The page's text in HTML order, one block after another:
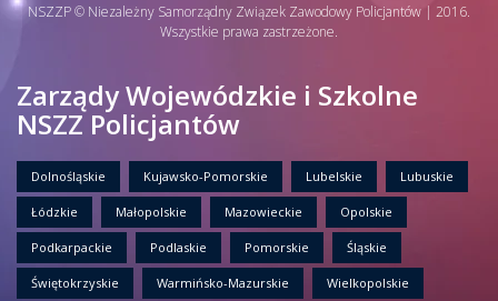
NSZZP © Niezależny Samorządny Związek Zawodowy Policjantów | 2016.
Wszystkie prawa zastrzeżone.
Zarządy Wojewódzkie i Szkolne
NSZZ Policjantów
Dolnośląskie Kujawsko-Pomorskie Lubelskie Lubuskie
Łódzkie Małopolskie Mazowieckie Opolskie
Podkarpackie Podlaskie Pomorskie Śląskie
Świętokrzyskie Warmińsko-Mazurskie Wielkopolskie